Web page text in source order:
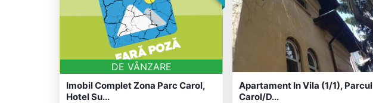
DE VÂNZARE
Imobil Complet Zona Parc Carol,
Hotel Su...
Apartament In Vila (1/1), Parcul
Carol/D...